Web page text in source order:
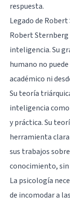
respuesta.
Legado de
Robert Sternberg
inteligencia. Su
humano no
académico ni
Su teoría
inteligencia
y práctica. Su
herramienta
sus trabajos
conocimiento,
La psicología
de incomodar a